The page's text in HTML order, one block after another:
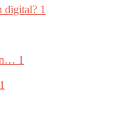
digital? 1
1
1